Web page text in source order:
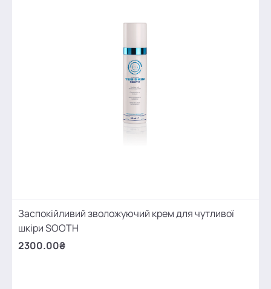
Заспокійливий зволожуючий крем для чутливої
шкіри SOOTH
2300.00₴